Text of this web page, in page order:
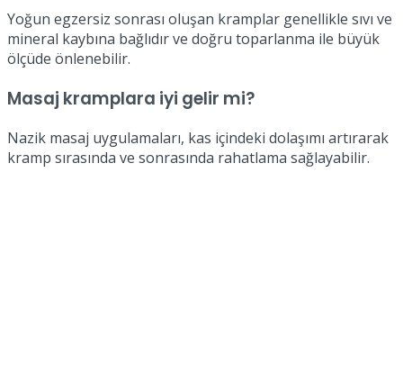
Yoğun egzersiz sonrası oluşan kramplar genellikle sıvı ve
mineral kaybına bağlıdır ve doğru toparlanma ile büyük
ölçüde önlenebilir.
Masaj kramplara iyi gelir mi?
Nazik masaj uygulamaları, kas içindeki dolaşımı artırarak
kramp sırasında ve sonrasında rahatlama sağlayabilir.